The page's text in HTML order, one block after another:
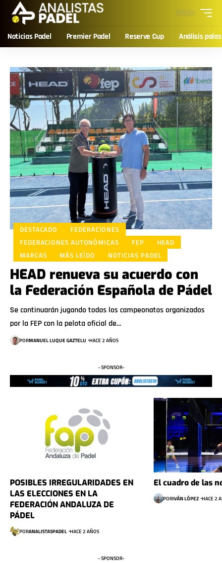
Noticias Padel Premier Padel Reserve Cup Análisis palas
DESTACADO
FEDERACIONES
FEDERACIONES AUTONÓMICAS
FEP
HEAD
MARCAS
MÁS LEÍDO NOTICIAS PADEL
HEAD renueva su acuerdo con
la Federación Española de Pádel
Se continuarán jugando todos los campeonatos organizados
por la FEP con la pelota oficial de…
PORMANUEL LUQUE GAZTELU HACE 2 AÑOS
- SPONSOR-
POSIBLES IRREGULARIDADES EN
LAS ELECCIONES EN LA
FEDERACIÓN ANDALUZA DE
PÁDEL
PORANALISTASPADEL HACE 2 AÑOS
El cuadro de las
PORIVÁN LÓPEZ HACE 2
- SPONSOR-